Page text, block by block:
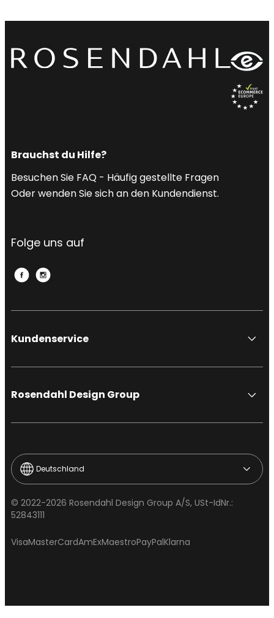
Brauchst du Hilfe?
Besuchen Sie FAQ - Häufig gestellte Fragen
Oder wenden Sie sich an den Kundendienst.
Folge uns auf
Kundenservice
Rosendahl Design Group
© 2022-2026 Rosendahl Design Group A/S, USt-IdNr.:
52843111
VisaMasterCardAmExMaestroPayPalKlarna
Deutschland